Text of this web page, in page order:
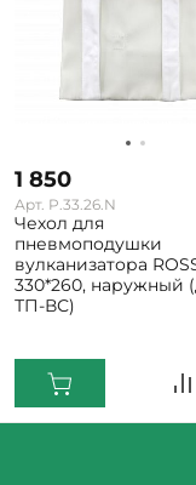
1 850
Арт. P.33.26.N
Чехол для
пневмоподушки
вулканизатора
330*260, наружный
ТП-ВС)